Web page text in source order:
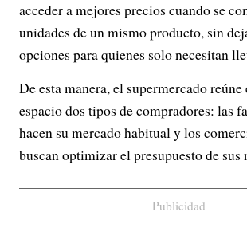
acceder a mejores precios cuando se
unidades de un mismo producto, sin
opciones para quienes solo necesitan
De esta manera, el supermercado
espacio dos tipos de compradores: las
hacen su mercado habitual y los
buscan optimizar el presupuesto de sus
Publicidad